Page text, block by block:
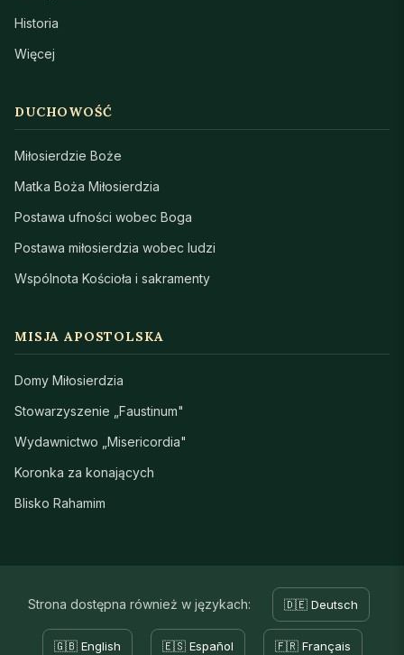
Historia
Więcej
DUCHOWOŚĆ
Miłosierdzie Boże
Matka Boża Miłosierdzia
Postawa ufności wobec Boga
Postawa miłosierdzia wobec ludzi
Wspólnota Kościoła i sakramenty
MISJA APOSTOLSKA
Domy Miłosierdzia
Stowarzyszenie „Faustinum"
Wydawnictwo „Misericordia"
Koronka za konających
Blisko Rahamim
Strona dostępna również w językach: 🇩🇪 Deutsch
🇬🇧 English 🇪🇸 Español 🇫🇷 Français